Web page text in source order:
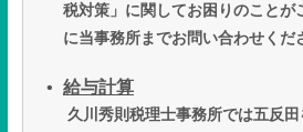
税対策」に関してお困りのことが
に当事務所までお問い合わせくだ
給与計算
久川秀則税理士事務所では五反